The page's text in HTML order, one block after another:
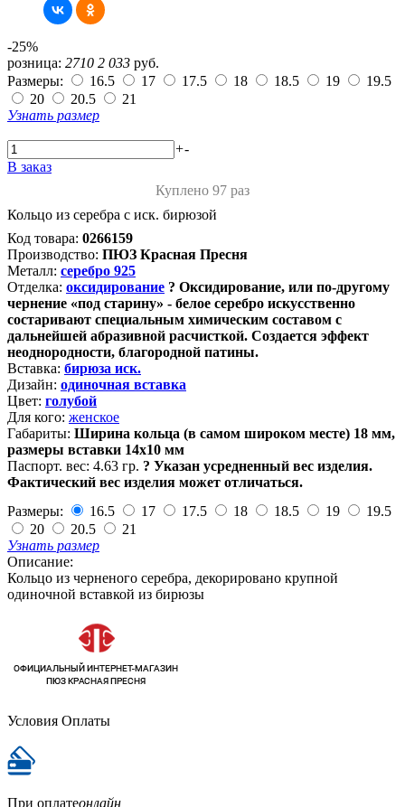
-25%
розница: 2710 2 033 руб.
Размеры:
16.5 17 17.5 18 18.5 19
19.5
20
20.5
21
Узнать размер
+-
В заказ
Куплено 97 раз
Кольцо из серебра с иск. бирюзой
Код товара: 0266159
Производство: ПЮЗ Красная Пресня
Металл: серебро 925
Отделка: оксидирование ? Оксидирование, или по-другому
чернение «под старину» - белое серебро искусственно
состаривают специальным химическим составом с
дальнейшей абразивной расчисткой. Создается эффект
неоднородности, благородной патины.
Вставка: бирюза иск.
Дизайн: одиночная вставка
Цвет: голубой
Для кого: женское
Габариты: Ширина кольца (в самом широком месте) 18 мм,
размеры вставки 14х10 мм
Паспорт. вес: 4.63 гр. ? Указан усредненный вес изделия.
Фактический вес изделия может отличаться.
Размеры:
16.5 17 17.5 18 18.5 19
19.5
20
20.5
21
Узнать размер
Описание:
Кольцо из черненого серебра, декорировано крупной
одиночной вставкой из бирюзы
Условия Оплаты
При оплатеонлайн